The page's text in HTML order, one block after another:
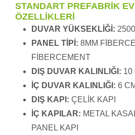
STANDART PREFABRİK
ÖZELLİKLERİ
DUVAR YÜKSEKLİĞİ:
PANEL TİPİ: 8MM
FİBERCEMENT
DIŞ DUVAR KALINLIĞI: 10
İÇ DUVAR KALINLIĞI: 6
DIŞ KAPI: ÇELİK KAPI
İÇ KAPILAR: METAL
PANEL KAPI